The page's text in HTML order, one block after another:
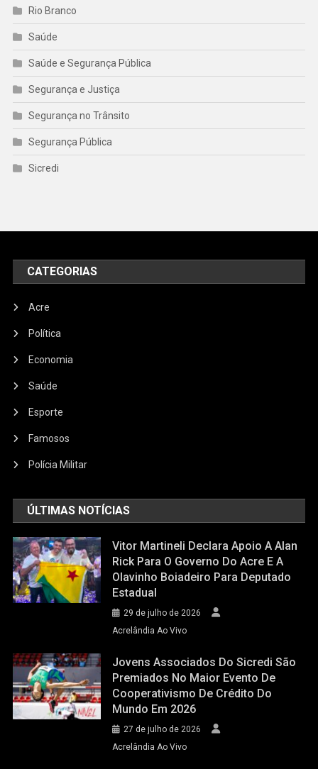
Rio Branco
Saúde
Saúde e Segurança Pública
Segurança e Justiça
Segurança no Trânsito
Segurança Pública
Sicredi
CATEGORIAS
Acre
Política
Economia
Saúde
Esporte
Famosos
Polícia Militar
ÚLTIMAS NOTÍCIAS
Vitor Martineli Declara Apoio A Alan
Rick Para O Governo Do Acre E A
Olavinho Boiadeiro Para Deputado
Estadual
29 de julho de 2026
Acrelândia Ao Vivo
Jovens Associados Do Sicredi São
Premiados No Maior Evento De
Cooperativismo De Crédito Do
Mundo Em 2026
27 de julho de 2026
Acrelândia Ao Vivo